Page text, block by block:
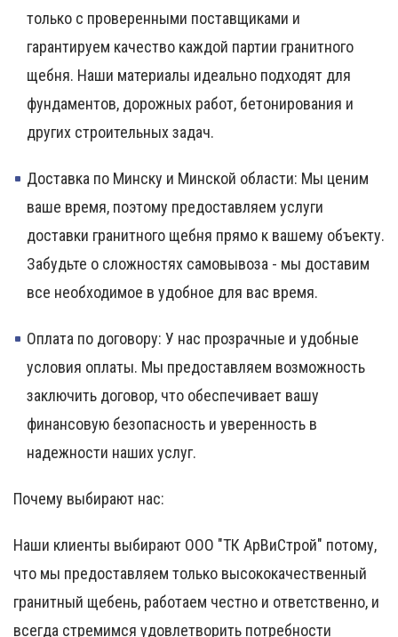
только с проверенными поставщиками и
гарантируем качество каждой партии гранитного
щебня. Наши материалы идеально подходят для
фундаментов, дорожных работ, бетонирования и
других строительных задач.
Доставка по Минску и Минской области: Мы ценим
ваше время, поэтому предоставляем услуги
доставки гранитного щебня прямо к вашему объекту.
Забудьте о сложностях самовывоза - мы доставим
все необходимое в удобное для вас время.
Оплата по договору: У нас прозрачные и удобные
условия оплаты. Мы предоставляем возможность
заключить договор, что обеспечивает вашу
финансовую безопасность и уверенность в
надежности наших услуг.
Почему выбирают нас:
Наши клиенты выбирают ООО "ТК АрВиСтрой" потому,
что мы предоставляем только высококачественный
гранитный щебень, работаем честно и ответственно, и
всегда стремимся удовлетворить потребности